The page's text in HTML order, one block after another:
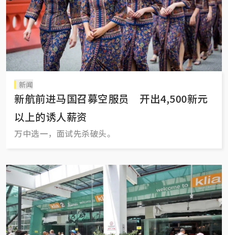
新闻
新航前进马国召募空服员 开出4,500新元
以上的诱人薪资
万中选一，面试先杀破头。